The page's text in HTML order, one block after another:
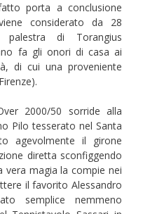
porta a conclusione
considerato da 28
palestra di Torangius
fa gli onori di casa ai
di cui una proveniente
2000/50 sorride alla
Pilo tesserato nel Santa
agevolmente il girone
diretta sconfiggendo
vera magia la compie nei
il favorito Alessandro
semplice nemmeno